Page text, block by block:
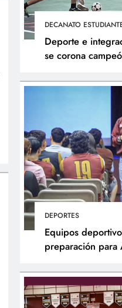
DECANATO
Deporte e
se corona
DEPORTES
Equipos
preparación